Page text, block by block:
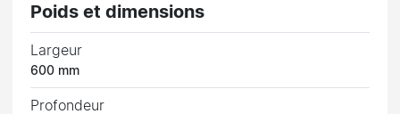
Poids et dimensions
Largeur
600 mm
Profondeur